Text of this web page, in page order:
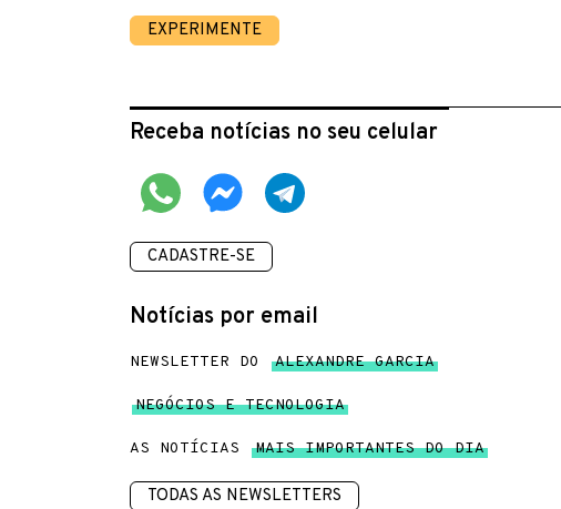
EXPERIMENTE
Receba notícias no seu celular
CADASTRE-SE
Notícias por email
NEWSLETTER DO ALEXANDRE GARCIA
NEGÓCIOS E TECNOLOGIA
AS NOTÍCIAS MAIS IMPORTANTES DO DIA
TODAS AS NEWSLETTERS